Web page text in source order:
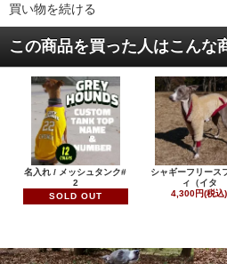
買い物を続ける
この商品を買った人はこんな
名入れ / メッシュタンク#
2
SOLD OUT
シャギーフリース
ィ（イタ
4,300円(税込)